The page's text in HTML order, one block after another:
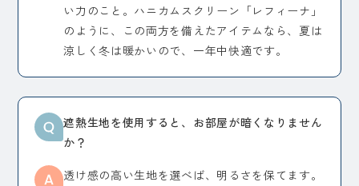
い力のこと。ハニカムスクリーン「レフィーナ」
のように、この両方を備えたアイテムなら、夏は
涼しく冬は暖かいので、一年中快適です。
遮熱生地を使用すると、お部屋が暗くなりません
か？
透け感の高い生地を選べば、明るさを保てます。